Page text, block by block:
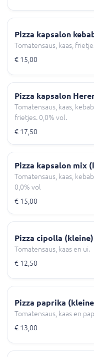
Pizza kapsalon
Tomatensaus, kaas,
€ 15,00
Pizza kapsalon
Tomatensaus, kaas,
frietjes. 0,0% vol.
€ 17,50
Pizza kapsalon mix
Tomatensaus, kaas,
0,0% vol
€ 15,00
Pizza cipolla (kleine)
Tomatensaus, kaas en ui.
€ 12,50
Pizza paprika
Tomatensaus, kaas en
€ 13,00